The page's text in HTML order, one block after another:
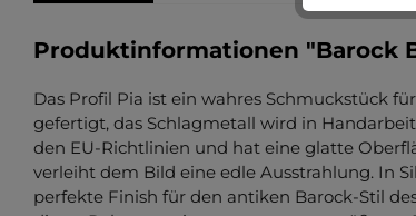
Produktinformationen "Barock
Das Profil Pia ist ein wahres Schmuckstück
gefertigt, das Schlagmetall wird in
den EU-Richtlinien und hat eine glatte
verleiht dem Bild eine edle Ausstrahlung. In
perfekte Finish für den antiken Barock-Stil